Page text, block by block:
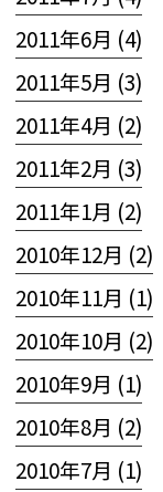
2011年6月 (4)
2011年5月 (3)
2011年4月 (2)
2011年2月 (3)
2011年1月 (2)
2010年12月 (2)
2010年11月 (1)
2010年10月 (2)
2010年9月 (1)
2010年8月 (2)
2010年7月 (1)